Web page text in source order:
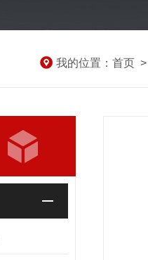
我的位置： 首页